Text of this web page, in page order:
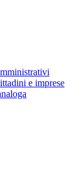
e imprese